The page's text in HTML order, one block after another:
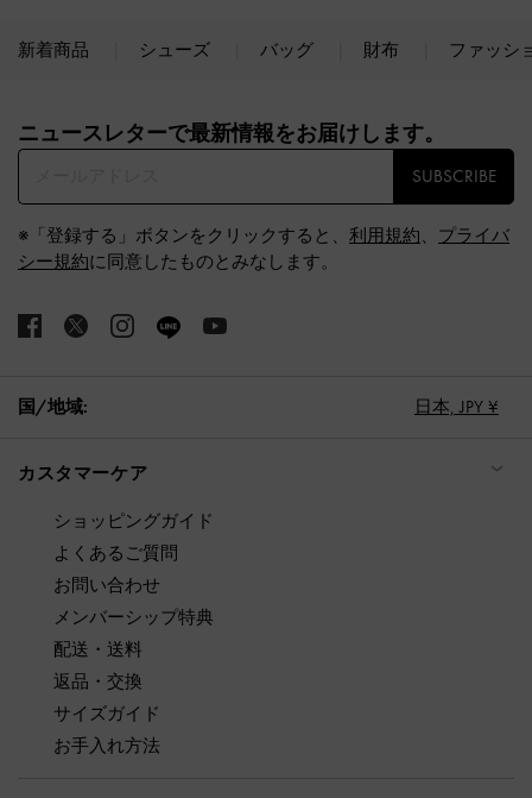
新着商品 シューズ バッグ 財布 ファッシ
ニュースレターで最新情報をお届けします。​
SUBSCRIBE
※「登録する」ボタンをクリックすると、 利用規約、 プライバ
シー規約に同意したものとみなします。
国/地域: 日本, JPY ¥
カスタマーケア
ショッピングガイド
よくあるご質問
お問い合わせ
メンバーシップ特典
配送・送料
返品・交換
サイズガイド
お手入れ方法